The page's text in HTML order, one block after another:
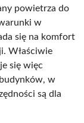
powietrza do
w
się na komfort
Właściwie
się więc
w
są dla